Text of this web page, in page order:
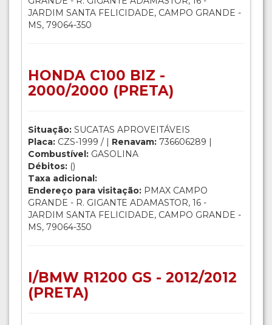
JARDIM SANTA FELICIDADE, CAMPO GRANDE -
MS, 79064-350
HONDA C100 BIZ -
2000/2000 (PRETA)
Situação: SUCATAS APROVEITÁVEIS
Placa: CZS-1999 / | Renavam: 736606289 |
Combustível: GASOLINA
Débitos: ()
Taxa adicional:
Endereço para visitação: PMAX CAMPO
GRANDE - R. GIGANTE ADAMASTOR, 16 -
JARDIM SANTA FELICIDADE, CAMPO GRANDE -
MS, 79064-350
I/BMW R1200 GS - 2012/2012
(PRETA)